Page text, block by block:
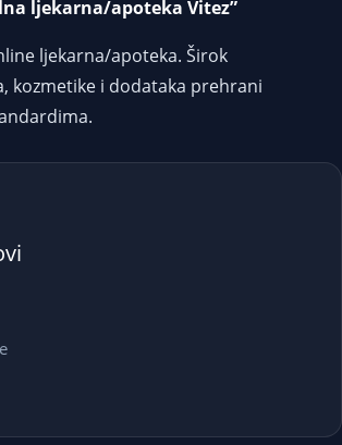
ljekarna/apoteka Vitez”
ljekarna/apoteka. Širok
kozmetike i dodataka prehrani